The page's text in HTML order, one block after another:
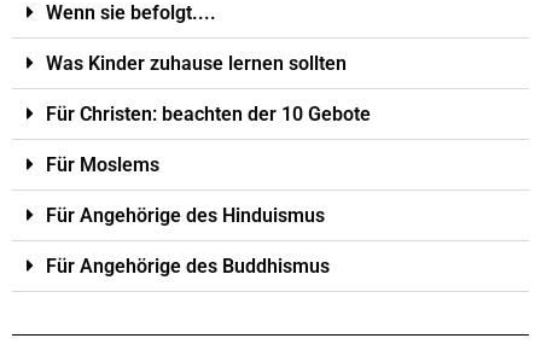
Wenn sie befolgt....
Was Kinder zuhause lernen sollten
Für Christen: beachten der 10 Gebote
Für Moslems
Für Angehörige des Hinduismus
Für Angehörige des Buddhismus